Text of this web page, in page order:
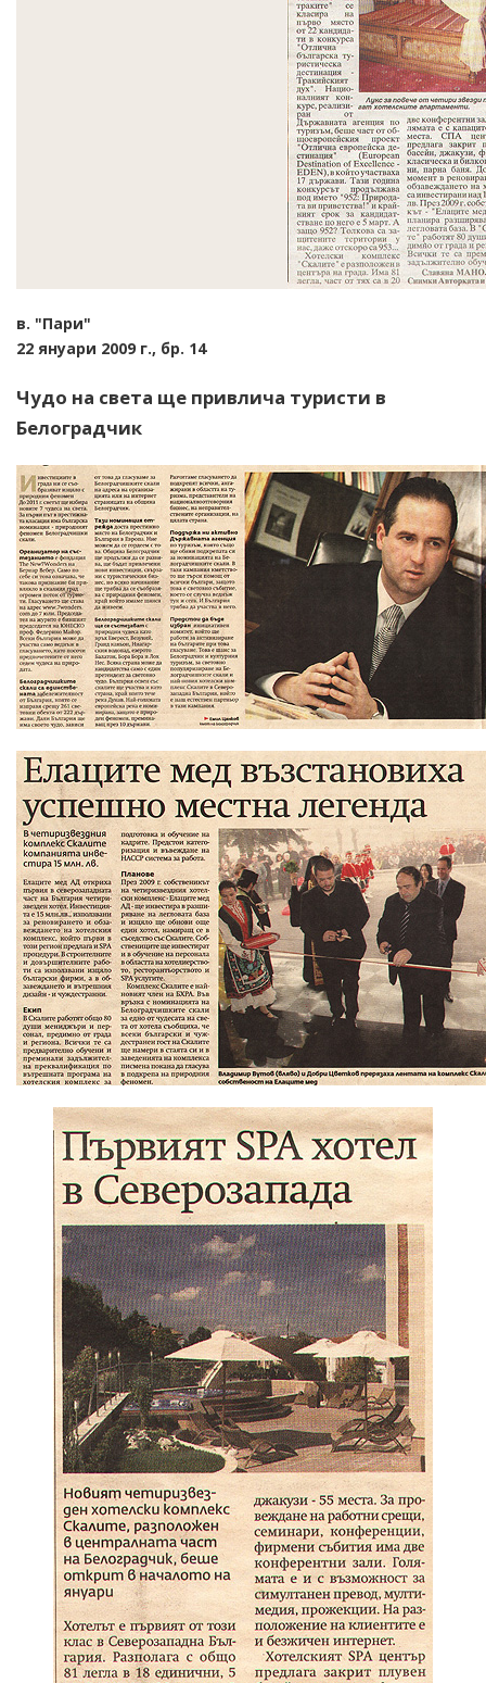
в. "Пари"
22 януари 2009 г., бр. 14
Чудо на света ще привлича туристи в
Белоградчик